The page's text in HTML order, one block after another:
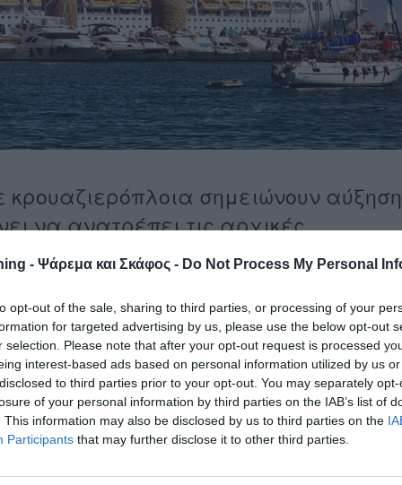
- Ψάρεμα και Σκάφος - Do Not Process My Personal
opt-out of the sale, sharing to third parties, or processing of your
for targeted advertising by us, please use the below opt-out
selection. Please note that after your opt-out request is processed
interest-based ads based on personal information utilized by us
to third parties prior to your opt-out. You may separately
of your personal information by third parties on the IAB’s list of
This information may also be disclosed by us to third parties on the
Participants that may further disclose it to other third parties.
κρουαζιερόπλοια σημειώνουν αύξηση
να ανατρέπει τις αρχικές
του κορωνοϊού, όπως είναι αυτή των
να προμηνύεται ζοφερό, φαίνεται ότι θα έχει μια
πανδημίας, αναμένεται, με βάση τα αποτελέσματα
χρονιά για το 2021, με τις προκρατήσεις να παρουσιάζουν
Σύμφωνα δε με έρευνα της UBS, το 76% όσων ακύρωσαν
για το 2021 – μόλις το 24% πήρε τα χρήματά του πίσω.
κρουαζιερόπλοιων, οι τρεις στους τέσσερις δήλωσαν
να κάνουν διακοπές σε κρουαζιερόπλοιο.